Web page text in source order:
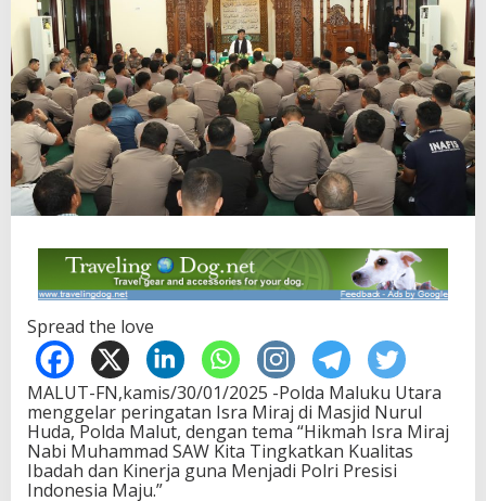
Spread the love
MALUT-FN,kamis/30/01/2025 -Polda Maluku Utara
menggelar peringatan Isra Miraj di Masjid Nurul
Huda, Polda Malut, dengan tema “Hikmah Isra Miraj
Nabi Muhammad SAW Kita Tingkatkan Kualitas
Ibadah dan Kinerja guna Menjadi Polri Presisi
Indonesia Maju.”